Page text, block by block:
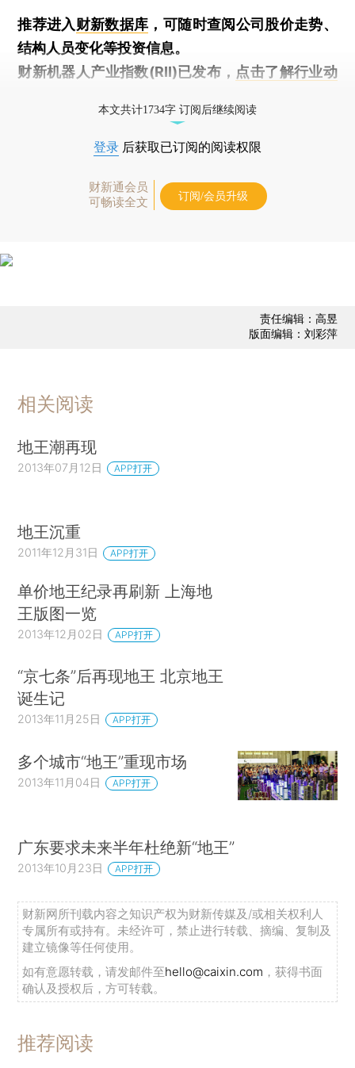
推荐进入财新数据库 ，可随时查阅公司股价走势、
结构人员变化等投资信息。
财新机器人产业指数(RII)已发布， 点击了解行业动
本文共计1734字 订阅后继续阅读
登录 后获取已订阅的阅读权限
财新通会员
可畅读全文
订阅/会员升级
责任编辑：高昱
版面编辑：刘彩萍
相关阅读
地王潮再现
2013年07月12日 APP打开
地王沉重
2011年12月31日 APP打开
单价地王纪录再刷新 上海地
王版图一览
2013年12月02日 APP打开
“京七条”后再现地王 北京地王
诞生记
2013年11月25日 APP打开
多个城市“地王”重现市场
2013年11月04日 APP打开
广东要求未来半年杜绝新“地王”
2013年10月23日 APP打开
财新网所刊载内容之知识产权为财新传媒及/或相关权利人
专属所有或持有。未经许可，禁止进行转载、摘编、复制及
建立镜像等任何使用。
如有意愿转载，请发邮件至hello@caixin.com ，获得书面
确认及授权后，方可转载。
推荐阅读